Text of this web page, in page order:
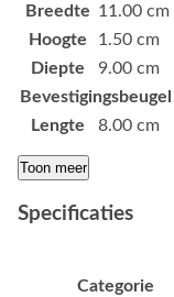
Breedte 11.00 cm
Hoogte
1.50 cm
Diepte
9.00 cm
Bevestigingsbeugel
Lengte
8.00 cm
Toon meer
Specificaties
Categorie